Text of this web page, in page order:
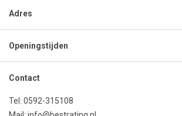
Adres
Openingstijden
Contact
Tel: 0592-315108